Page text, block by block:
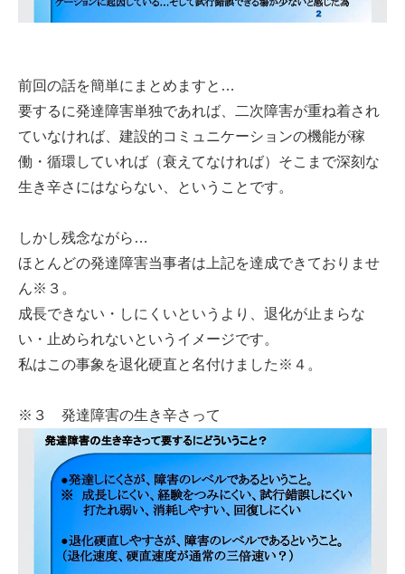
前回の話を簡単にまとめますと…
要するに発達障害単独であれば、二次障害が重ね着され
ていなければ、建設的コミュニケーションの機能が稼
働・循環していれば（衰えてなければ）そこまで深刻な
生き辛さにはならない、ということです。
しかし残念ながら…
ほとんどの発達障害当事者は上記を達成できておりませ
ん※３。
成長できない・しにくいというより、退化が止まらな
い・止められないというイメージです。
私はこの事象を退化硬直と名付けました※４。
※３ 発達障害の生き辛さって